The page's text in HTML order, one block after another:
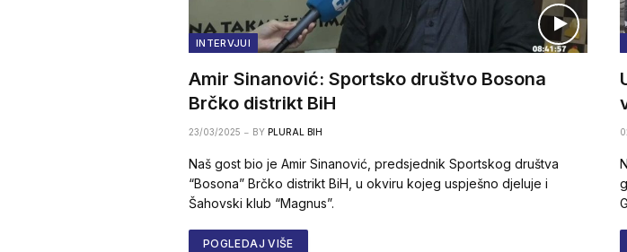
INTERVJUI
Amir Sinanović: Sportsko društvo Bosona
Brčko distrikt BiH
23/03/2025 BY PLURAL BIH
Naš gost bio je Amir Sinanović, predsjednik Sportskog društva
“Bosona” Brčko distrikt BiH, u okviru kojeg uspješno djeluje i
Šahovski klub “Magnus”.
POGLEDAJ VIŠE